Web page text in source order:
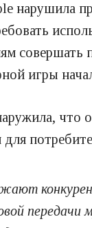
нарушила
совершать
игры
что
передачи